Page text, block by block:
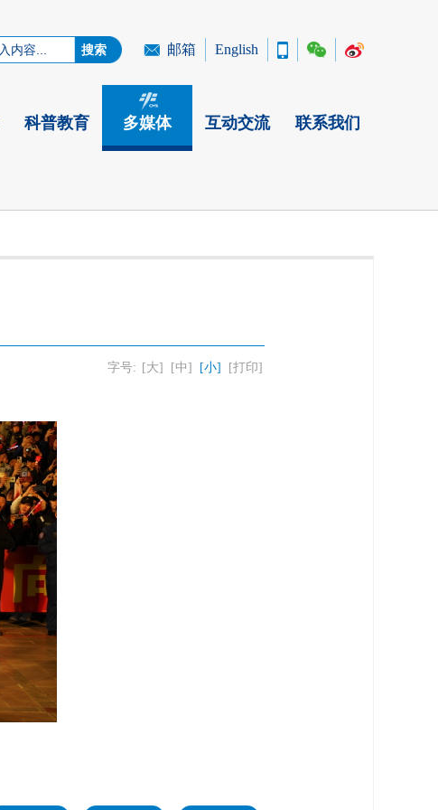
邮箱 English
科普教育 多媒体 互动交流 联系我们
字号: [大] [中] [小] [打印]